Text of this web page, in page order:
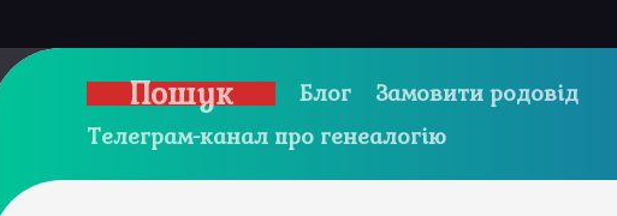
Пошук Блог
Замовити родовід
Телеграм-канал про генеалогію